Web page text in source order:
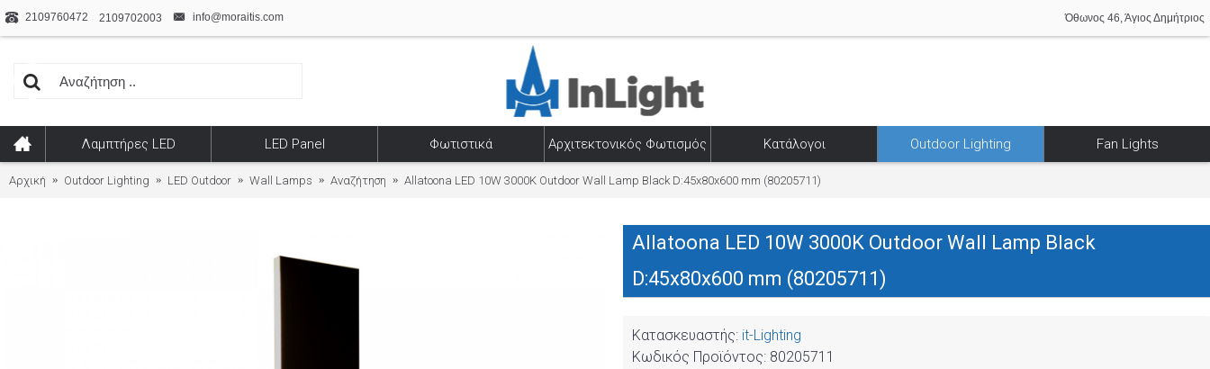
2109760472 2109702003 info@moraitis.com Όθωνος 46, Άγιος Δημήτριος
Λαμπτήρες LED LED Panel Φωτιστικά Αρχιτεκτονικός Φωτισμός Κατάλογοι Outdoor Lighting Fan Lights
Αρχική Outdoor Lighting LED Outdoor Wall Lamps Αναζήτηση Allatoona LED 10W 3000K Outdoor Wall Lamp Black D:45x80x600 mm (80205711)
Allatoona LED 10W 3000K Outdoor Wall Lamp Black
D:45x80x600 mm (80205711)
Κατασκευαστής: it-Lighting
Κωδικός Προϊόντος: 80205711